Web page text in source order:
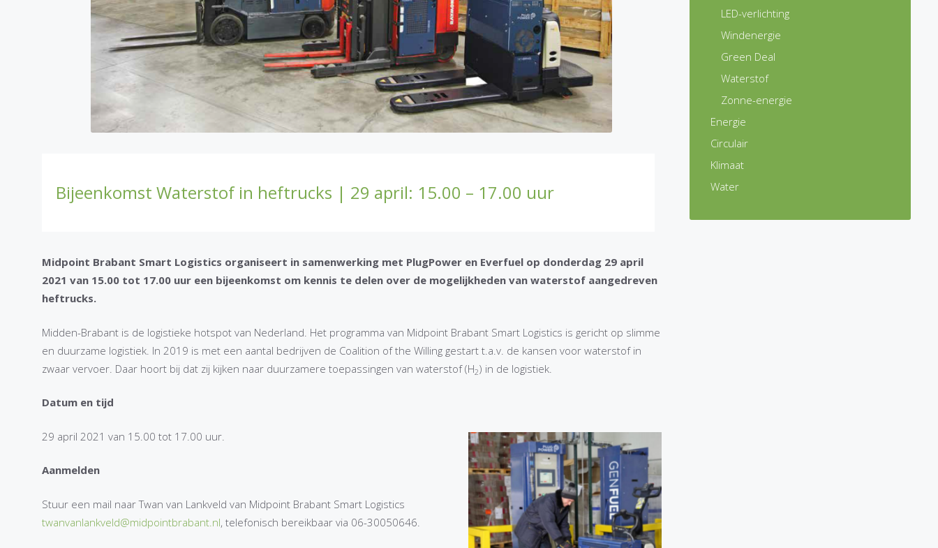
Bijeenkomst Waterstof in heftrucks | 29 april: 15.00 – 17.00 uur
Midpoint Brabant Smart Logistics organiseert in samenwerking met PlugPower en Everfuel op donderdag 29 april
2021 van 15.00 tot 17.00 uur een bijeenkomst om kennis te delen over de mogelijkheden van waterstof aangedreven
heftrucks.
Midden-Brabant is de logistieke hotspot van Nederland. Het programma van Midpoint Brabant Smart Logistics is gericht op slimme
en duurzame logistiek. In 2019 is met een aantal bedrijven de Coalition of the Willing gestart t.a.v. de kansen voor waterstof in
zwaar vervoer. Daar hoort bij dat zij kijken naar duurzamere toepassingen van waterstof (H2) in de logistiek.
Datum en tijd
29 april 2021 van 15.00 tot 17.00 uur.
Aanmelden
Stuur een mail naar Twan van Lankveld van Midpoint Brabant Smart Logistics
twanvanlankveld@midpointbrabant.nl, telefonisch bereikbaar via 06-30050646.
LED-verlichting
Windenergie
Green Deal
Waterstof
Zonne-energie
Energie
Circulair
Klimaat
Water